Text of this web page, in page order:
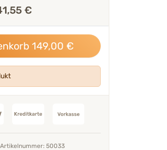
Verdauung und allgemeinem
€
149,00 €
Artikelnummer: 50033